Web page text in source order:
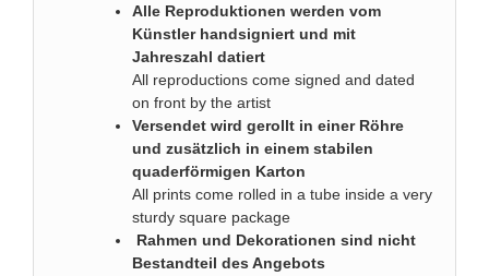
Alle Reproduktionen werden vom
Künstler handsigniert und mit
Jahreszahl datiert
All reproductions come signed and dated
on front by the artist
Versendet wird gerollt in einer Röhre
und zusätzlich in einem stabilen
quaderförmigen Karton
All prints come rolled in a tube inside a very
sturdy square package
Rahmen und Dekorationen sind nicht
Bestandteil des Angebots